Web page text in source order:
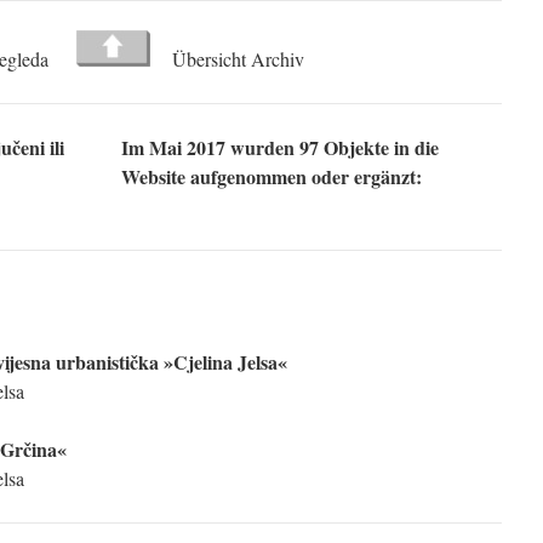
Übersicht Archiv
ili
Im Mai 2017 wurden 97 Objekte in die
Website aufgenommen oder ergänzt:
urbanistička »Cjelina Jelsa«